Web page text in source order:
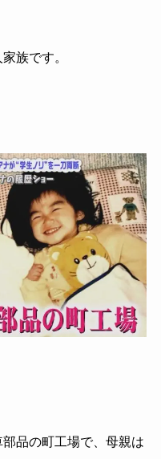
族です。
品の町工場で、母親は